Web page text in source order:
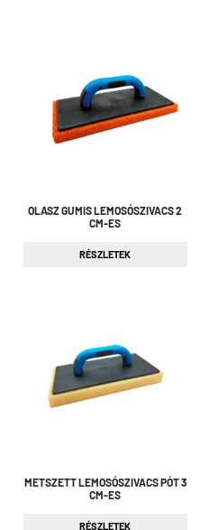
OLASZ GUMIS LEMOSÓSZIVACS 2
CM-ES
RÉSZLETEK
METSZETT LEMOSÓSZIVACS PÓT 3
CM-ES
RÉSZLETEK